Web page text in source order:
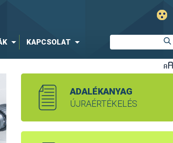
KAPCSOLAT
ADALÉKANYAG
ÚJRAÉRTÉKELÉS